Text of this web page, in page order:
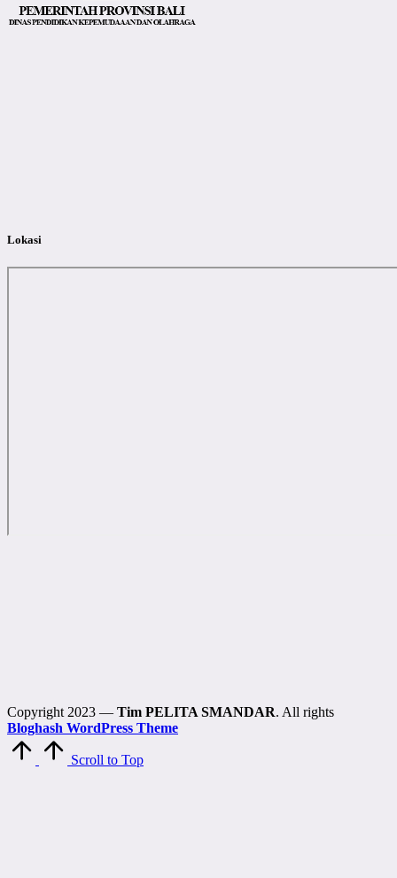
Lokasi
Copyright 2023 — Tim PELITA SMANDAR. All rights
Bloghash WordPress Theme
Scroll to Top